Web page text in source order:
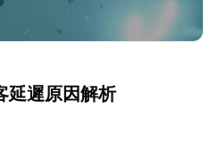
延遲原因解析